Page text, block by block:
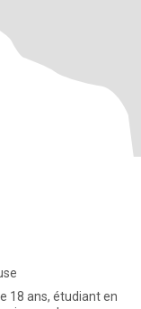
18 ans, étudiant en